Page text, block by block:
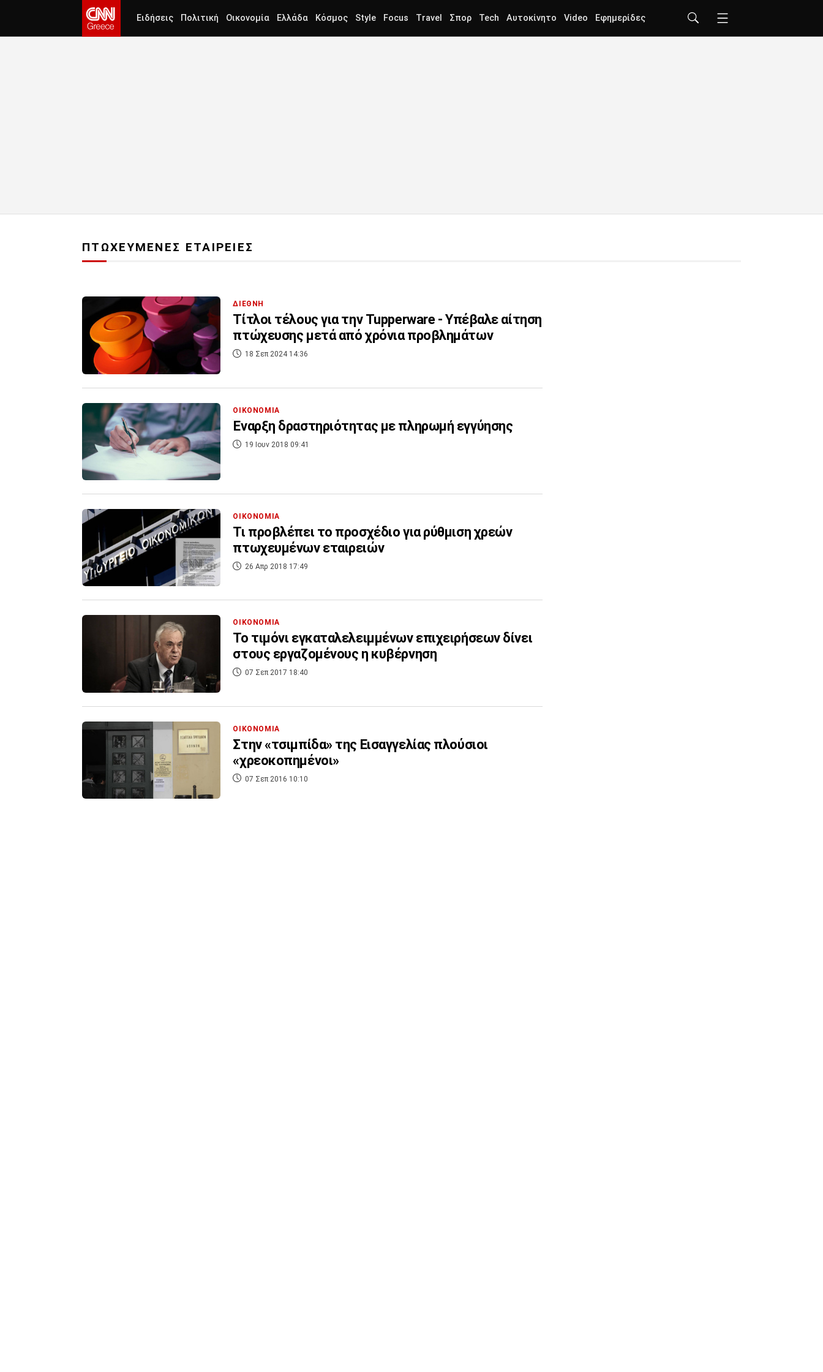
Ειδήσεις Πολιτική Οικονομία Ελλάδα Κόσμος Style Focus Travel Σπορ Tech Αυτοκίνητο Video Εφημερίδες
ΠΤΩΧΕΥΜΕΝΕΣ ΕΤΑΙΡΕΙΕΣ
ΔΙΕΘΝΗ
Τίτλοι τέλους για την Tupperware - Υπέβαλε αίτηση
πτώχευσης μετά από χρόνια προβλημάτων
18 Σεπ 2024 14:36
ΟΙΚΟΝΟΜΙΑ
Έναρξη δραστηριότητας με πληρωμή εγγύησης
19 Ιουν 2018 09:41
ΟΙΚΟΝΟΜΙΑ
Τι προβλέπει το προσχέδιο για ρύθμιση χρεών
πτωχευμένων εταιρειών
26 Απρ 2018 17:49
ΟΙΚΟΝΟΜΙΑ
Το τιμόνι εγκαταλελειμμένων επιχειρήσεων δίνει
στους εργαζομένους η κυβέρνηση
07 Σεπ 2017 18:40
ΟΙΚΟΝΟΜΙΑ
Στην «τσιμπίδα» της Εισαγγελίας πλούσιοι
«χρεοκοπημένοι»
07 Σεπ 2016 10:10